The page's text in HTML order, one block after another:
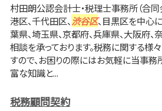
村田朗公認会計士・税理士事務所（合同
港区、千代田区、 渋谷区、目黒区を中心
葉県、埼玉県、京都府、兵庫県、大阪府
相談を承っております。税務に関する様
すので、お困りの際にはお気軽に当事務
富な知識と...
税務顧問契約